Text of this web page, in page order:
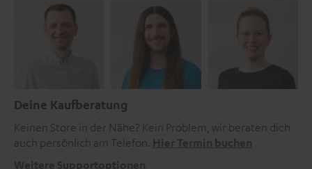
Deine Kaufberatung
Keinen Store in der Nähe? Kein Problem, wir beraten dich
auch persönlich am Telefon. Hier Termin buchen
Weitere Supportoptionen